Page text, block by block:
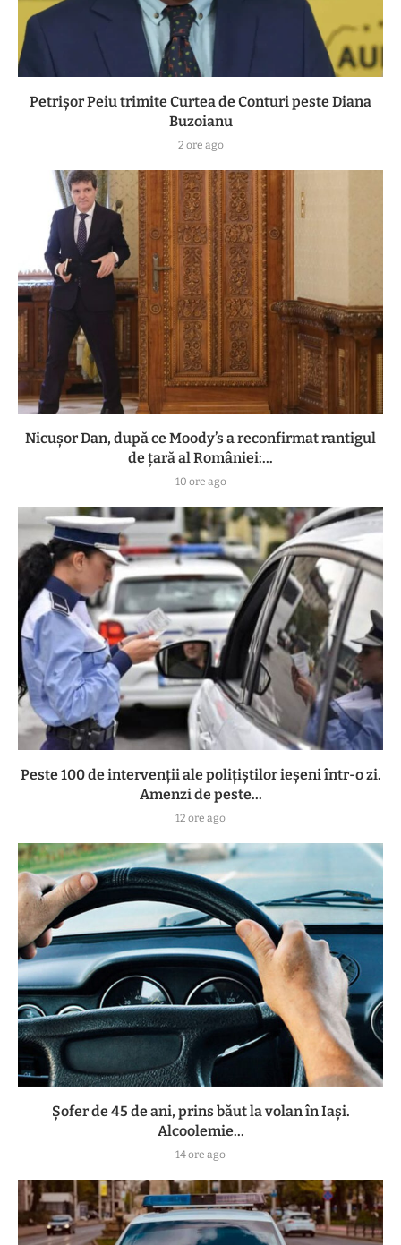
Petrișor Peiu trimite Curtea de Conturi peste Diana
Buzoianu
2 ore ago
Nicușor Dan, după ce Moody’s a reconfirmat rantigul
de țară al României:...
10 ore ago
Peste 100 de intervenții ale polițiștilor ieșeni într-o zi.
Amenzi de peste...
12 ore ago
Șofer de 45 de ani, prins băut la volan în Iași.
Alcoolemie...
14 ore ago